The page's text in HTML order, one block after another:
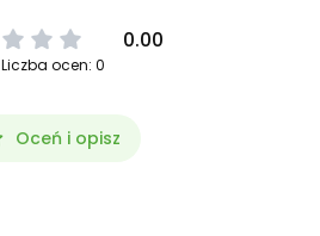
0.00
Liczba ocen: 0
Oceń i opisz